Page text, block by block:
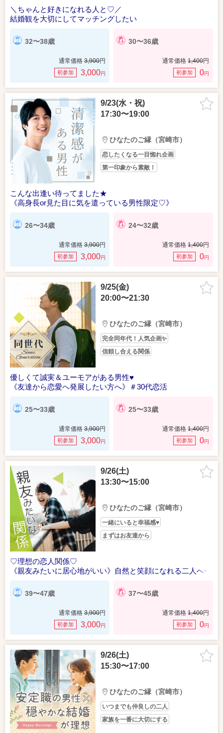
＼ちゃんと好きになれる人と♡／
結婚観を大切にしてマッチングしたい
32〜38歳
通常価格 3,900円
初参加 3,000円
30〜36歳
通常価格 1,400円
初参加 0円
9/23(水・祝)
17:30〜19:00
ひなたのご縁（宮崎市）
恋したくなる一目惚れ企画
第一印象から素敵！
こんな出逢い待ってました★
《高身長or見た目に気を遣っている男性限定♡》
26〜34歳
通常価格 3,900円
初参加 3,000円
24〜32歳
通常価格 1,400円
初参加 0円
9/25(金)
20:00〜21:30
ひなたのご縁（宮崎市）
完全同年代！人気企画✨
信頼し合える関係
優しくて誠実＆ユーモアがある男性♥
《友達から恋愛へ発展したい方へ》＃30代恋活
25〜33歳
通常価格 3,900円
初参加 3,000円
25〜33歳
通常価格 1,400円
初参加 0円
9/26(土)
13:30〜15:00
ひなたのご縁（宮崎市）
一緒にいると幸福感♥
まずはお友達から
♡理想の恋人関係♡
《親友みたいに居心地がいい》自然と笑顔になれる二人へ♥
39〜47歳
通常価格 3,900円
初参加 3,000円
37〜45歳
通常価格 1,400円
初参加 0円
9/26(土)
15:30〜17:00
ひなたのご縁（宮崎市）
いつまでも仲良しの二人
家族を一番に大切にする